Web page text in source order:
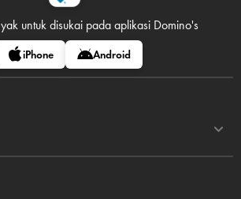
untuk disukai pada aplikasi Domino's
iPhone Android